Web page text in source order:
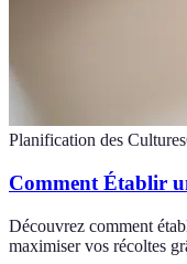
Planification des Cultures
Comment Établir
Découvrez comment
maximiser vos récoltes